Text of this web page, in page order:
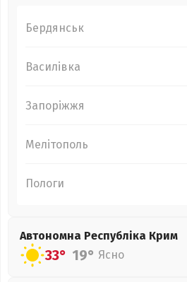
Бердянськ
Василівка
Запоріжжя
Мелітополь
Пологи
Автономна Республіка Крим
33° 19° Ясно